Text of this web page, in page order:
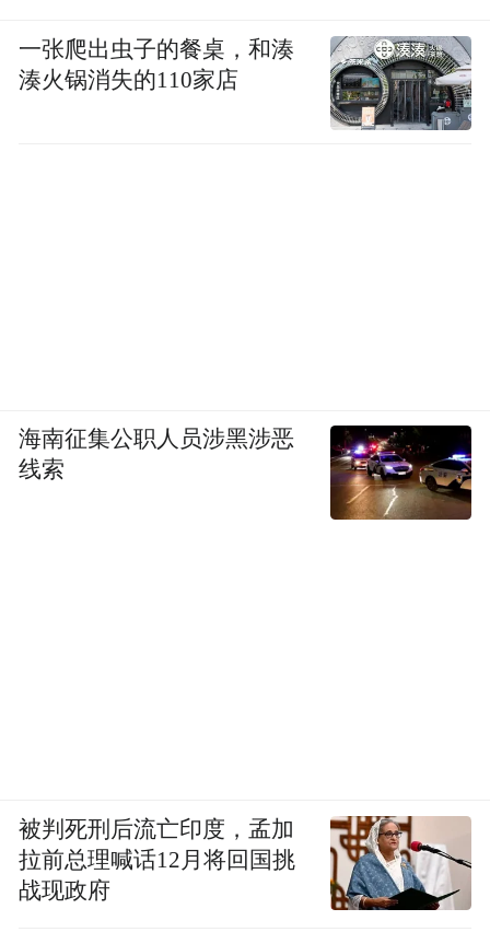
一张爬出虫子的餐桌，和湊
湊火锅消失的110家店
海南征集公职人员涉黑涉恶
线索
被判死刑后流亡印度，孟加
拉前总理喊话12月将回国挑
战现政府